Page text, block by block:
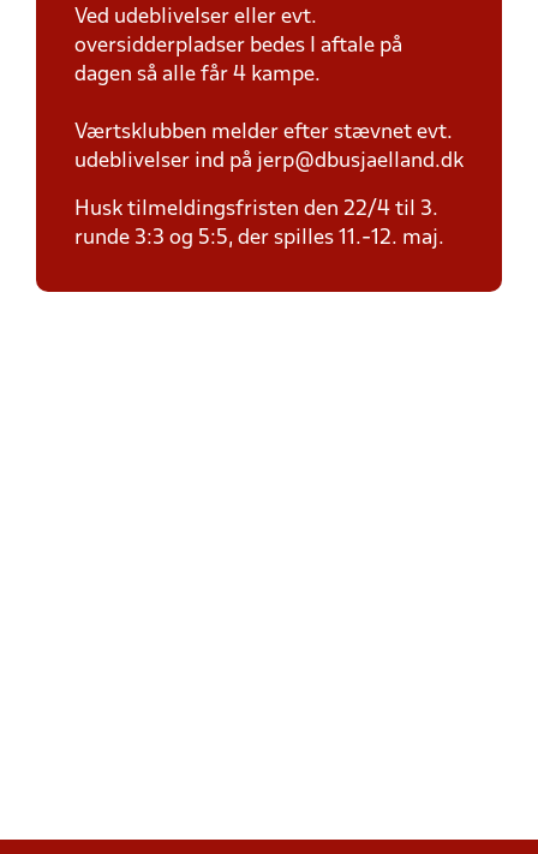
Ved udeblivelser eller evt.
oversidderpladser bedes I aftale på
dagen så alle får 4 kampe.
Værtsklubben melder efter stævnet evt.
udeblivelser ind på jerp@dbusjaelland.dk
Husk tilmeldingsfristen den 22/4 til 3.
runde 3:3 og 5:5, der spilles 11.-12. maj.